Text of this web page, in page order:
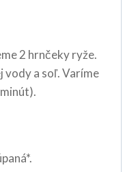
2 hrnčeky ryže.
vody a soľ. Varíme